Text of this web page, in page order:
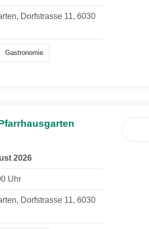
Dorfstrasse 11, 6030
Gastronomie
2026
Uhr
Dorfstrasse 11, 6030